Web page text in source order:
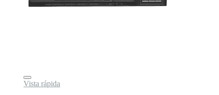
Vista rápida